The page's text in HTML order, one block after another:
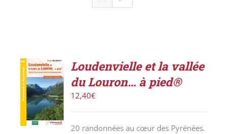
ACHETER
LE
PRODUIT
/
DÉTAILS
Loudenvielle et la vallée
du Louron… à pied®
12,40€
20 randonnées au cœur des Pyrénées.